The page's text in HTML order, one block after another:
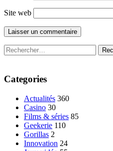
Site web
Rechercher :
Categories
Actualités 360
Casino 30
Films & séries 85
Geekerie 110
Gorillas 2
Innovation 24